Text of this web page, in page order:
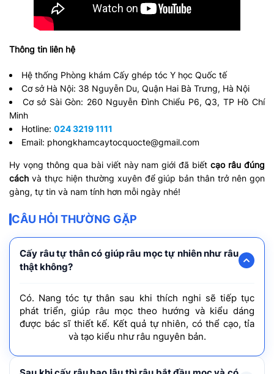
Thông tin liên hệ
Hệ thống Phòng khám Cấy ghép tóc Y học Quốc tế
Cơ sở Hà Nội: 38 Nguyễn Du, Quận Hai Bà Trưng, Hà Nội
Cơ sở Sài Gòn: 260 Nguyễn Đình Chiểu P6, Q3, TP Hồ Chí
Minh
Hotline: 024 3219 1111
Email: phongkhamcaytocquocte@gmail.com
Hy vọng thông qua bài viết này nam giới đã biết cạo râu đúng
cách và thực hiện thường xuyên để giúp bản thân trở nên gọn
gàng, tự tin và nam tính hơn mỗi ngày nhé!
CÂU HỎI THƯỜNG GẶP
Cấy râu tự thân có giúp râu mọc tự nhiên như râu
thật không?
Có. Nang tóc tự thân sau khi thích nghi sẽ tiếp tục
phát triển, giúp râu mọc theo hướng và kiểu dáng
được bác sĩ thiết kế. Kết quả tự nhiên, có thể cạo, tỉa
và tạo kiểu như râu nguyên bản.